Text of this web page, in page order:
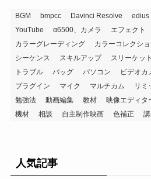
BGM bmpcc Davinci Resolve edius
YouTube
α6500、カメラ エフェクト
カラーグレーディング
カラーコレクシ
シーケンス
スキルアップ スリーケッ
トラブル
バッグ パソコン ビデオカ
プラグイン
マイク マルチカム リミ
勉強法
動画編集 教材 映像エディタ
機材
相談 自主制作映画 色補正
人気記事